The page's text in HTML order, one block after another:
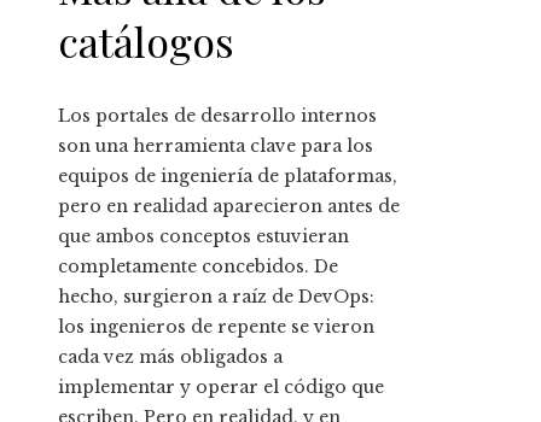
catálogos
Los portales de desarrollo internos
son una herramienta clave para los
equipos de ingeniería de plataformas,
pero en realidad aparecieron antes de
que ambos conceptos estuvieran
completamente concebidos. De
hecho, surgieron a raíz de DevOps:
los ingenieros de repente se vieron
cada vez más obligados a
implementar y operar el código que
escriben. Pero en realidad, y en